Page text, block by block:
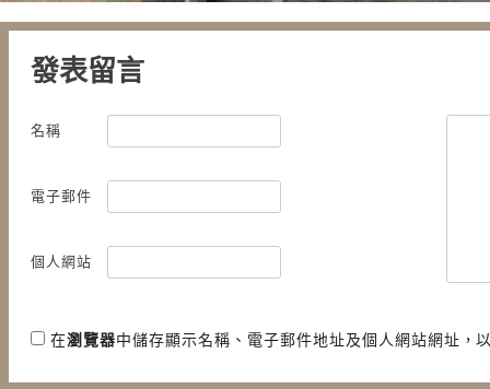
發表留言
名稱
電子郵件
個人網站
在瀏覽器中儲存顯示名稱、電子郵件地址及個人網站網址，